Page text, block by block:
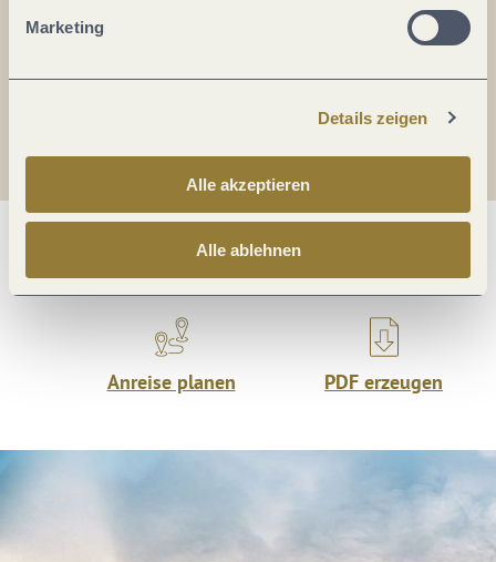
Marketing
Details zeigen
Alle akzeptieren
Alle ablehnen
Anreise planen PDF erzeugen